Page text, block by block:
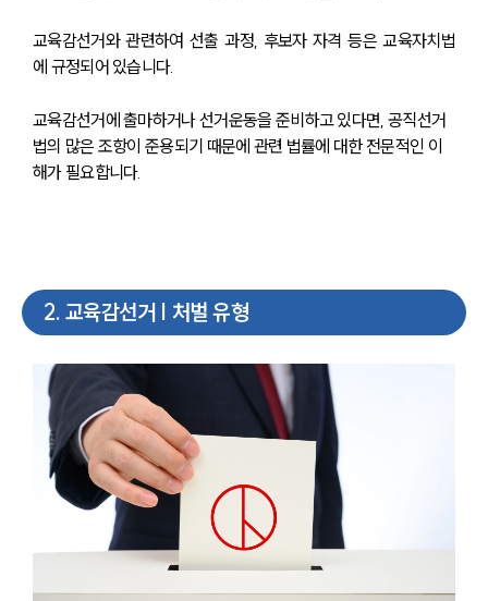
교육감선거와 관련하여 선출 과정, 후보자 자격 등은 교육자치법
에 규정되어 있습니다.
교육감선거에 출마하거나 선거운동을 준비하고 있다면, 공직선거
법의 많은 조항이 준용되기 때문에 관련 법률에 대한 전문적인 이
해가 필요합니다.
2. 교육감선거 | 처벌 유형